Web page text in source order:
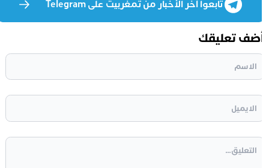
تابعوا آخر الأخبار من تمغربيت على Telegram
تعليقك